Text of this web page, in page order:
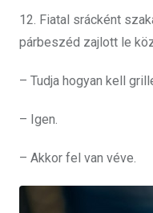
12. Fiatal srácként
párbeszéd zajlott le
– Tudja hogyan kell
– Igen.
– Akkor fel van véve.